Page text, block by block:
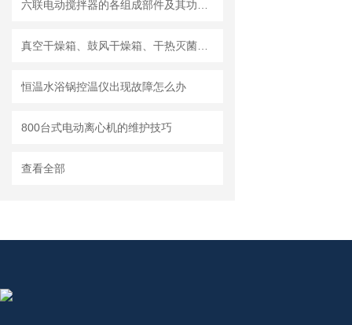
恒温水浴锅控温仪出现故障怎么办
800台式电动离心机的维护技巧
查看全部